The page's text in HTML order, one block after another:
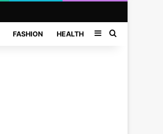
FASHION HEALTH SidebarSearch for